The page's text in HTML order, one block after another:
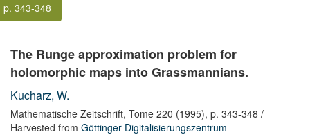
p. 343-348
The Runge approximation problem for
holomorphic maps into Grassmannians.
Kucharz, W.
Mathematische Zeitschrift, Tome 220 (1995), p. 343-348 /
Harvested from Göttinger Digitalisierungszentrum